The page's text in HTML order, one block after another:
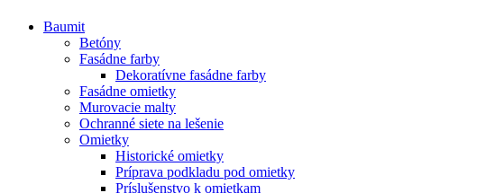
Baumit
Betóny
Fasádne farby
Dekoratívne fasádne farby
Fasádne omietky
Murovacie malty
Ochranné siete na lešenie
Omietky
Historické omietky
Príprava podkladu pod omietky
Príslušenstvo k omietkam